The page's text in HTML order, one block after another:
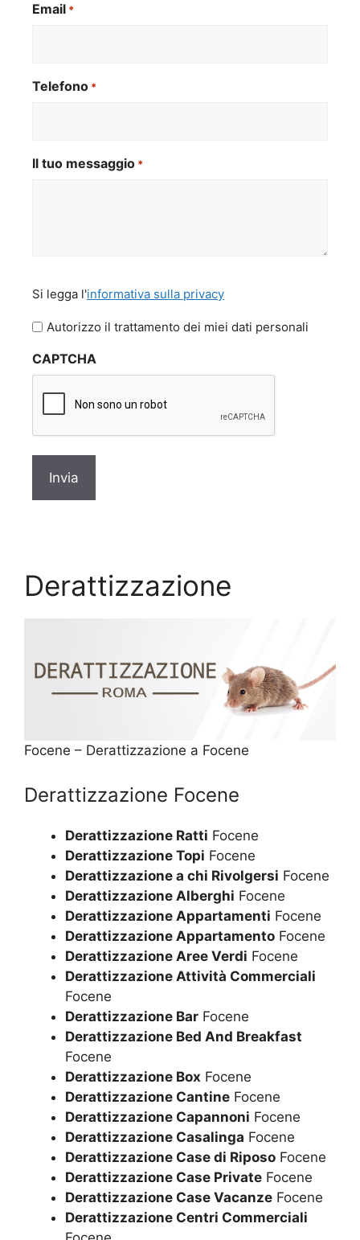
Email *
Telefono *
Il tuo messaggio *
legga
l'informativa
privacy
Si legga l'informativa sulla privacy
Autorizzo il trattamento dei miei dati personali
CAPTCHA
Derattizzazione
Focene – Derattizzazione a Focene
Derattizzazione Focene
Derattizzazione Ratti Focene
Derattizzazione Topi Focene
Derattizzazione a chi Rivolgersi Focene
Derattizzazione Alberghi Focene
Derattizzazione Appartamenti Focene
Derattizzazione Appartamento Focene
Derattizzazione Aree Verdi Focene
Derattizzazione Attività Commerciali
Focene
Derattizzazione Bar Focene
Derattizzazione Bed And Breakfast
Focene
Derattizzazione Box Focene
Derattizzazione Cantine Focene
Derattizzazione Capannoni Focene
Derattizzazione Casalinga Focene
Derattizzazione Case di Riposo Focene
Derattizzazione Case Private Focene
Derattizzazione Case Vacanze Focene
Derattizzazione Centri Commerciali